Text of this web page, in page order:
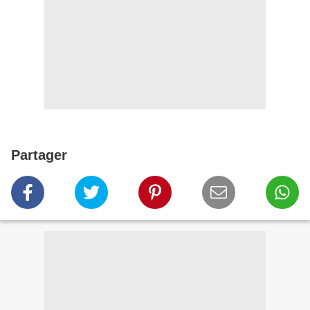
Partager